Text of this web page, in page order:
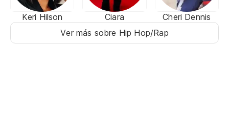
Keri Hilson Ciara
Cheri Dennis
Ver más sobre Hip Hop/Rap